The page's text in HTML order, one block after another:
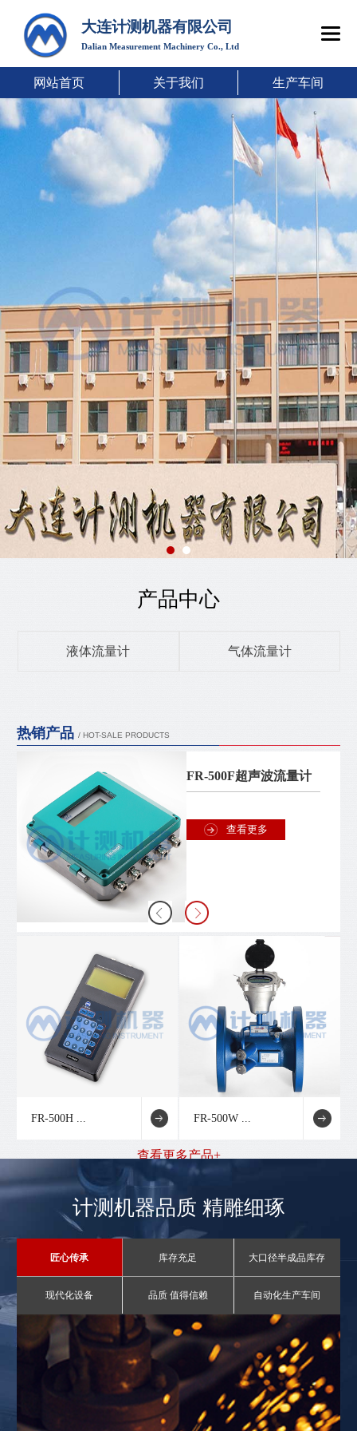
大连计测机器有限公司
Dalian Measurement Machinery Co., Ltd
网站首页 关于我们 生产车间
产品中心
液体流量计 气体流量计
热销产品 / HOT-SALE PRODUCTS
FR-500F超声波流量计
查看更多
FR-500H ... FR-500W ...
查看更多产品+
计测机器品质 精雕细琢
匠心传承 库存充足 大口径半成品库存
现代化设备 品质 值得信赖 自动化生产车间